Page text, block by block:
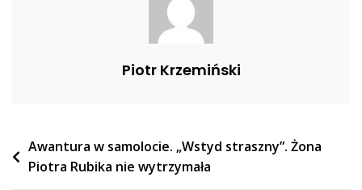
Dziecko
Piotr Krzemiński
Nawigacja
wpisu
Awantura w samolocie. „Wstyd straszny”. Żona
Piotra Rubika nie wytrzymała